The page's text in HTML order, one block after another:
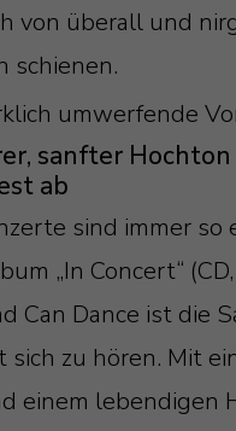
von überall und
schienen.
umwerfende
sanfter
ab
sind immer so
„In Concert“
Can Dance ist die
sich zu hören. Mit
einem lebendigen